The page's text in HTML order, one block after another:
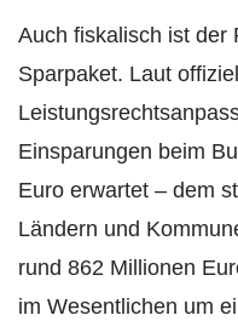
Auch fiskalisch ist der
Sparpaket. Laut
Einsparungen beim
Euro erwartet – dem
Ländern und
rund 862 Millionen
im Wesentlichen um